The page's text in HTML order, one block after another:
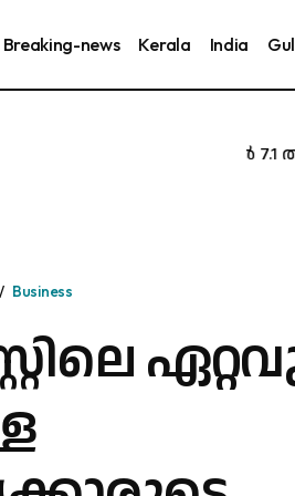
Breaking-news Kerala India
ജപ്പാനിൽ 7.1
Business